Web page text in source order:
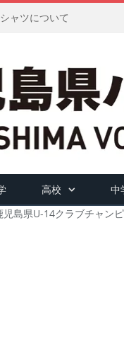
ャツについて
高校 中
児島県U-14クラブチャ